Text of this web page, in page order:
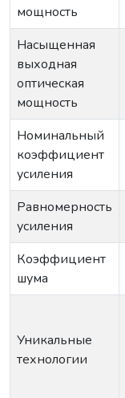
мощность
Насыщенная
выходная
оптическая
мощность
Номинальный
коэффициент
усиления
Равномерность
усиления
Коэффициент
шума
Уникальные
технологии